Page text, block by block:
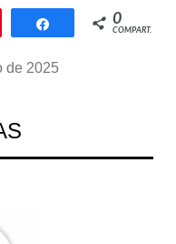
Compartilhar
0
COMPART.
de 2025